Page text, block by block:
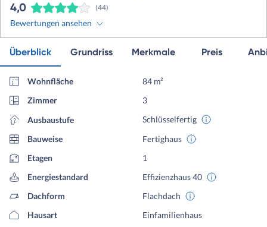
4,0 (44)
Bewertungen ansehen
Überblick Grundriss Merkmale Preis
Wohnfläche
84 m²
Zimmer
3
Ausbaustufe
Schlüsselfertig
Bauweise
Fertighaus
Etagen
1
Energiestandard
Effizienzhaus 40
Dachform
Flachdach
Hausart
Einfamilienhaus